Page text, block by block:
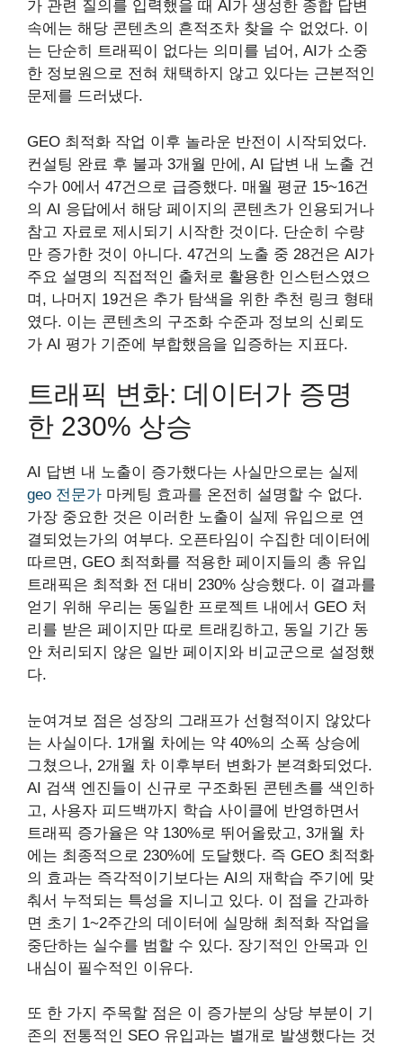
가 관련 질의를 입력했을 때 AI가 생성한 종합 답변
속에는 해당 콘텐츠의 흔적조차 찾을 수 없었다. 이
는 단순히 트래픽이 없다는 의미를 넘어, AI가 소중
한 정보원으로 전혀 채택하지 않고 있다는 근본적인
문제를 드러냈다.
GEO 최적화 작업 이후 놀라운 반전이 시작되었다.
컨설팅 완료 후 불과 3개월 만에, AI 답변 내 노출 건
수가 0에서 47건으로 급증했다. 매월 평균 15~16건
의 AI 응답에서 해당 페이지의 콘텐츠가 인용되거나
참고 자료로 제시되기 시작한 것이다. 단순히 수량
만 증가한 것이 아니다. 47건의 노출 중 28건은 AI가
주요 설명의 직접적인 출처로 활용한 인스턴스였으
며, 나머지 19건은 추가 탐색을 위한 추천 링크 형태
였다. 이는 콘텐츠의 구조화 수준과 정보의 신뢰도
가 AI 평가 기준에 부합했음을 입증하는 지표다.
트래픽 변화: 데이터가 증명
한 230% 상승
AI 답변 내 노출이 증가했다는 사실만으로는 실제
geo 전문가 마케팅 효과를 온전히 설명할 수 없다.
가장 중요한 것은 이러한 노출이 실제 유입으로 연
결되었는가의 여부다. 오픈타임이 수집한 데이터에
따르면, GEO 최적화를 적용한 페이지들의 총 유입
트래픽은 최적화 전 대비 230% 상승했다. 이 결과를
얻기 위해 우리는 동일한 프로젝트 내에서 GEO 처
리를 받은 페이지만 따로 트래킹하고, 동일 기간 동
안 처리되지 않은 일반 페이지와 비교군으로 설정했
다.
눈여겨보 점은 성장의 그래프가 선형적이지 않았다
는 사실이다. 1개월 차에는 약 40%의 소폭 상승에
그쳤으나, 2개월 차 이후부터 변화가 본격화되었다.
AI 검색 엔진들이 신규로 구조화된 콘텐츠를 색인하
고, 사용자 피드백까지 학습 사이클에 반영하면서
트래픽 증가율은 약 130%로 뛰어올랐고, 3개월 차
에는 최종적으로 230%에 도달했다. 즉 GEO 최적화
의 효과는 즉각적이기보다는 AI의 재학습 주기에 맞
춰서 누적되는 특성을 지니고 있다. 이 점을 간과하
면 초기 1~2주간의 데이터에 실망해 최적화 작업을
중단하는 실수를 범할 수 있다. 장기적인 안목과 인
내심이 필수적인 이유다.
또 한 가지 주목할 점은 이 증가분의 상당 부분이 기
존의 전통적인 SEO 유입과는 별개로 발생했다는 것